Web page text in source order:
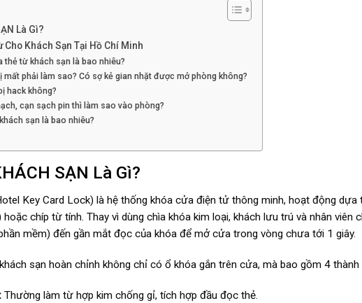
Là Gì?
Cho Khách Sạn Tại Hồ Chí Minh
thẻ từ khách sạn là bao nhiêu?
mất phải làm sao? Có sợ kẻ gian nhặt được mở phòng không?
hack không?
cạn sạch pin thì làm sao vào phòng?
sạn là bao nhiêu?
SẠN Là Gì?
Key Card Lock) là hệ thống khóa cửa điện tử thông minh, hoạt động dựa
hoặc chíp từ tính. Thay vì dùng chìa khóa kim loại, khách lưu trú và nhân
mềm) đến gần mắt đọc của khóa để mở cửa trong vòng chưa tới 1 giây.
sạn hoàn chỉnh không chỉ có ổ khóa gắn trên cửa, mà bao gồm 4 thành
Thường làm từ hợp kim chống gỉ, tích hợp đầu đọc thẻ.